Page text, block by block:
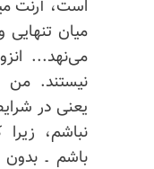
است، آرنت
میان
می‌نهد...
نیستند.
یعنی در
نباشم،
باشم ـ